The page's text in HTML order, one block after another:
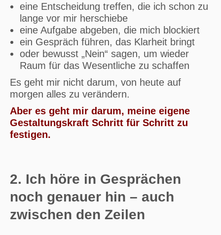
eine Entscheidung treffen, die ich schon zu
lange vor mir herschiebe
eine Aufgabe abgeben, die mich blockiert
ein Gespräch führen, das Klarheit bringt
oder bewusst „Nein“ sagen, um wieder
Raum für das Wesentliche zu schaffen
Es geht mir nicht darum, von heute auf
morgen alles zu verändern.
Aber es geht mir darum, meine eigene
Gestaltungskraft Schritt für Schritt zu
festigen.
2. Ich höre in Gesprächen
noch genauer hin – auch
zwischen den Zeilen